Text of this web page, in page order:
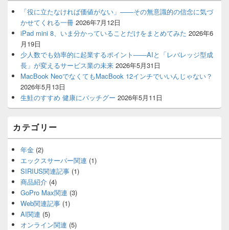
サ
ウ
ジ
エ
ア
「役に立たなければ価値がない」——その無意識的の信念に気づ
かせてくれる一冊 2026年7月12日
iPad mini 8、いま分かっていることだけをまとめてみた 2026年6
月19日
少人数でも効率的に起業するポイント――AIと「レバレッジ型成
長」が変えるサービス業の未来 2026年5月31日
MacBook NeoでなくてもMacBook 12インチでいいんじゃない？
2026年5月13日
生鮭のすすめ 健康にバッチグー 2026年5月11日
カテゴリー
年金 (2)
エックスサーバー関連 (1)
SIRIUS関連記事 (1)
商品紹介 (4)
GoPro Max関連 (3)
Web関連記事 (1)
AI関連 (5)
オンライン関連 (5)